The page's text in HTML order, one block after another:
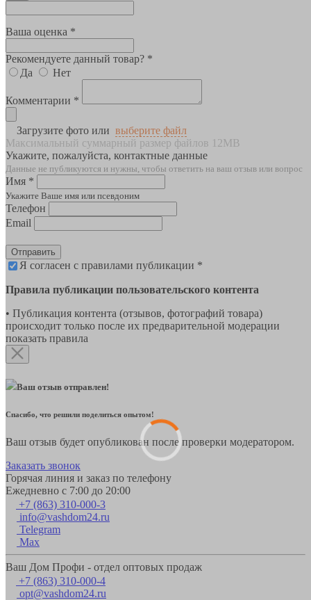
Ваша оценка *
Рекомендуете данный товар? *
Да
Нет
Комментарии *
Загрузите фото или выберите файл
Максимальный суммарный размер файлов 12MB
Укажите, пожалуйста, контактные данные
Данные не публикуются и нужны, чтобы ответить на ваш отзыв или вопрос
Имя *
Укажите Ваше имя или псевдоним
Телефон
Email
Отправить
Я согласен с правилами публикации *
Правила публикации пользовательского контента
• Публикация контента (отзывов, фотографий товара)
происходит только после их предварительной модерации
показать правила
Ваш отзыв отправлен!
Спасибо, что решили поделиться опытом!
Ваш отзыв будет опубликован после проверки модератором.
Заказать звонок
Горячая линия и заказ по телефону
Ежедневно с 7:00 до 20:00
+7 (863) 310-000-3
info@vashdom24.ru
Telegram
Max
Ваш Дом Профи - отдел оптовых продаж
+7 (863) 310-000-4
opt@vashdom24.ru